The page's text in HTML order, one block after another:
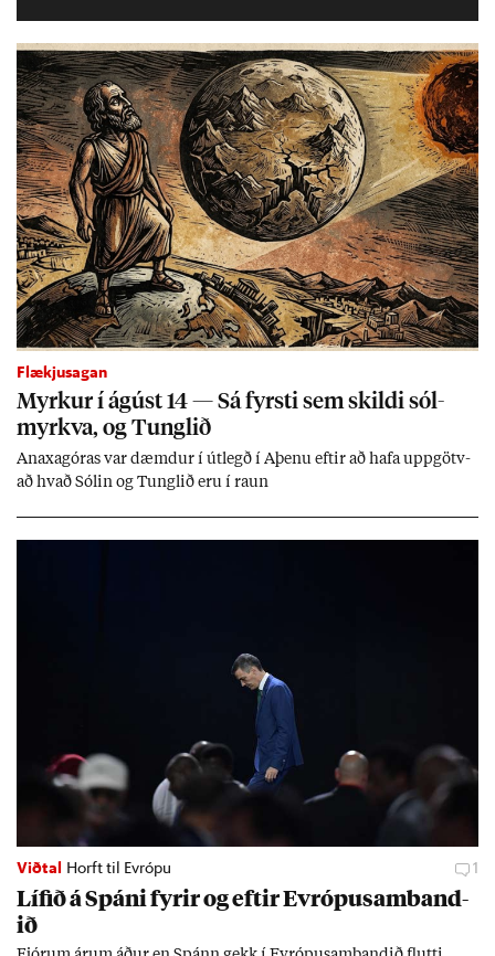
Flækjusagan
Myrk­ur í ág­úst 14 — Sá fyrsti sem skildi sól­
myrkva, og Tungl­ið
An­axagór­as var dæmd­ur í út­legð í Aþenu eft­ir að hafa upp­götv­
að hvað Sól­in og Tungl­ið eru í raun
Viðtal Horft til Evrópu 1
Líf­ið á Spáni fyr­ir og eft­ir Evr­ópu­sam­band­
ið